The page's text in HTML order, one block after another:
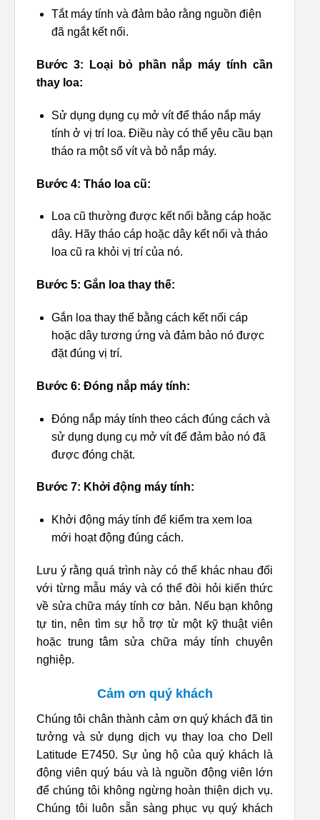
Tắt máy tính và đảm bảo rằng nguồn điện
đã ngắt kết nối.
Bước 3: Loại bỏ phần nắp máy tính cần
thay loa:
Sử dụng dụng cụ mở vít để tháo nắp máy
tính ở vị trí loa. Điều này có thể yêu cầu bạn
tháo ra một số vít và bỏ nắp máy.
Bước 4: Tháo loa cũ:
Loa cũ thường được kết nối bằng cáp hoặc
dây. Hãy tháo cáp hoặc dây kết nối và tháo
loa cũ ra khỏi vị trí của nó.
Bước 5: Gắn loa thay thế:
Gắn loa thay thế bằng cách kết nối cáp
hoặc dây tương ứng và đảm bảo nó được
đặt đúng vị trí.
Bước 6: Đóng nắp máy tính:
Đóng nắp máy tính theo cách đúng cách và
sử dụng dụng cụ mở vít để đảm bảo nó đã
được đóng chặt.
Bước 7: Khởi động máy tính:
Khởi động máy tính để kiểm tra xem loa
mới hoạt động đúng cách.
Lưu ý rằng quá trình này có thể khác nhau đối
với từng mẫu máy và có thể đòi hỏi kiến thức
về sửa chữa máy tính cơ bản. Nếu bạn không
tự tin, nên tìm sự hỗ trợ từ một kỹ thuật viên
hoặc trung tâm sửa chữa máy tính chuyên
nghiệp.
Cảm ơn quý khách
Chúng tôi chân thành cảm ơn quý khách đã tin
tưởng và sử dụng dịch vụ thay loa cho Dell
Latitude E7450. Sự ủng hộ của quý khách là
động viên quý báu và là nguồn động viên lớn
để chúng tôi không ngừng hoàn thiện dịch vụ.
Chúng tôi luôn sẵn sàng phục vụ quý khách